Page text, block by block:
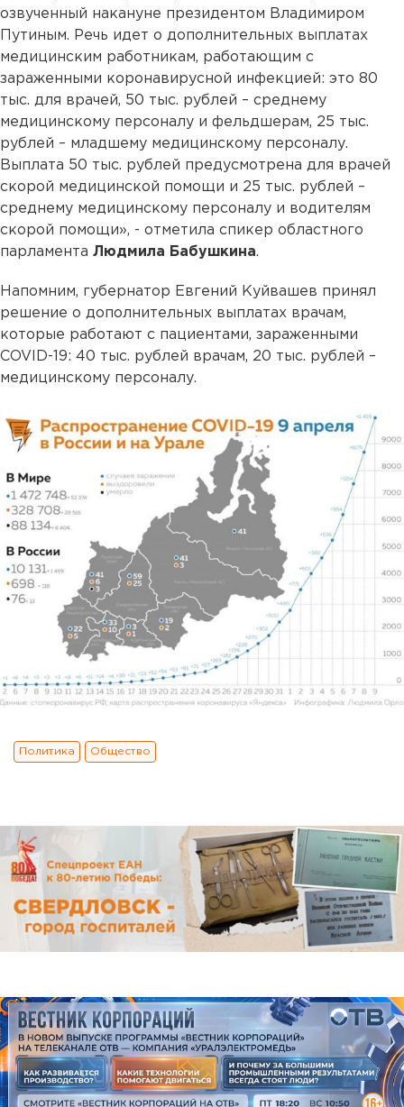
озвученный накануне президентом Владимиром
Путиным. Речь идет о дополнительных выплатах
медицинским работникам, работающим с
зараженными коронавирусной инфекцией: это 80
тыс. для врачей, 50 тыс. рублей – среднему
медицинскому персоналу и фельдшерам, 25 тыс.
рублей – младшему медицинскому персоналу.
Выплата 50 тыс. рублей предусмотрена для врачей
скорой медицинской помощи и 25 тыс. рублей –
среднему медицинскому персоналу и водителям
скорой помощи», - отметила спикер областного
парламента Людмила Бабушкина.
Напомним, губернатор Евгений Куйвашев принял
решение о дополнительных выплатах врачам,
которые работают с пациентами, зараженными
COVID-19: 40 тыс. рублей врачам, 20 тыс. рублей –
медицинскому персоналу.
Политика Общество